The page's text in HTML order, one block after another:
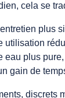
cela se
plus
utilisation
eau plus
gain de
discrets